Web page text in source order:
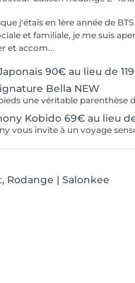
j'étais en 1ère année de
et familiale, je me suis
et accom...
90€ au lieu de
Bella NEW
Kobido 69€ au lieu